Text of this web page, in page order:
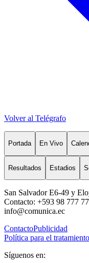
Volver al Telégrafo
Portada En Vivo
Resultados Estadios
San Salvador E6-49 y
Contacto: +593 98 777
info@comunica.ec
ContactoPublicidad
Política para el
Síguenos en: